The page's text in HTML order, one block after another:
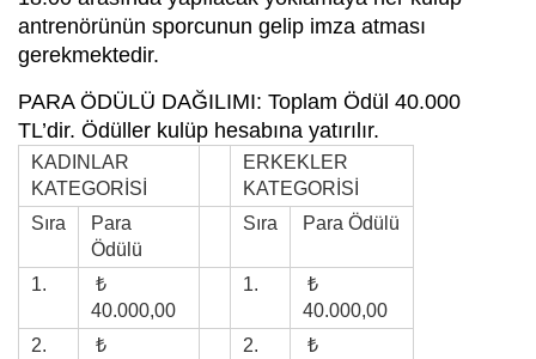
antrenörünün sporcunun gelip imza atması
gerekmektedir.
PARA ÖDÜLÜ DAĞILIMI: Toplam Ödül 40.000
TL’dir. Ödüller kulüp hesabına yatırılır.
KADINLAR
KATEGORİSİ
ERKEKLER
KATEGORİSİ
Sıra
Para
Ödülü
Sıra Para Ödülü
1.
₺
40.000,00
1.
₺
40.000,00
2.
₺
2.
₺